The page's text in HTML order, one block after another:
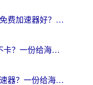
玩崩坏学园2海外用什么免费加速器好？2026海外党亲测国服游戏加速指南
国外如何玩新笑傲江湖不卡？一份给海外游子的终极网络指南
在南非玩刀塔2用什么加速器？一份给海外游子的终极生存指南